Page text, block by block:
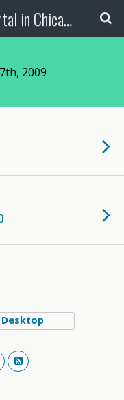
The Bulgarian Media Portal in Chicago
2009
Desktop